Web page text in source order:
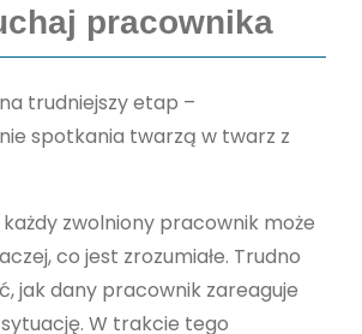
pracownika
trudniejszy etap –
spotkania twarzą w twarz z
każdy zwolniony pracownik może
co jest zrozumiałe. Trudno
jak dany pracownik zareaguje
W trakcie tego